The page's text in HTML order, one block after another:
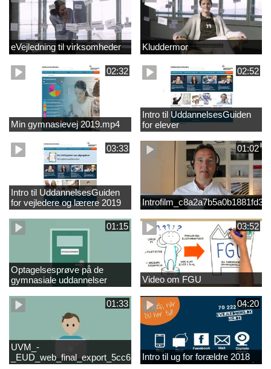
eVejledning til virksomheder Kluddermor
02:32
Min gymnasievej 2019.mp4
02:52
Intro til UddannelsesGuiden
for elever
03:33
Intro til UddannelsesGuiden
for vejledere og lærere 2019
01:02
01:15
Optagelsesprøve på de
gymnasiale uddannelser
03:52
Video om FGU
01:33
UVM_-
04:20
Intro til ug for forældre 2018